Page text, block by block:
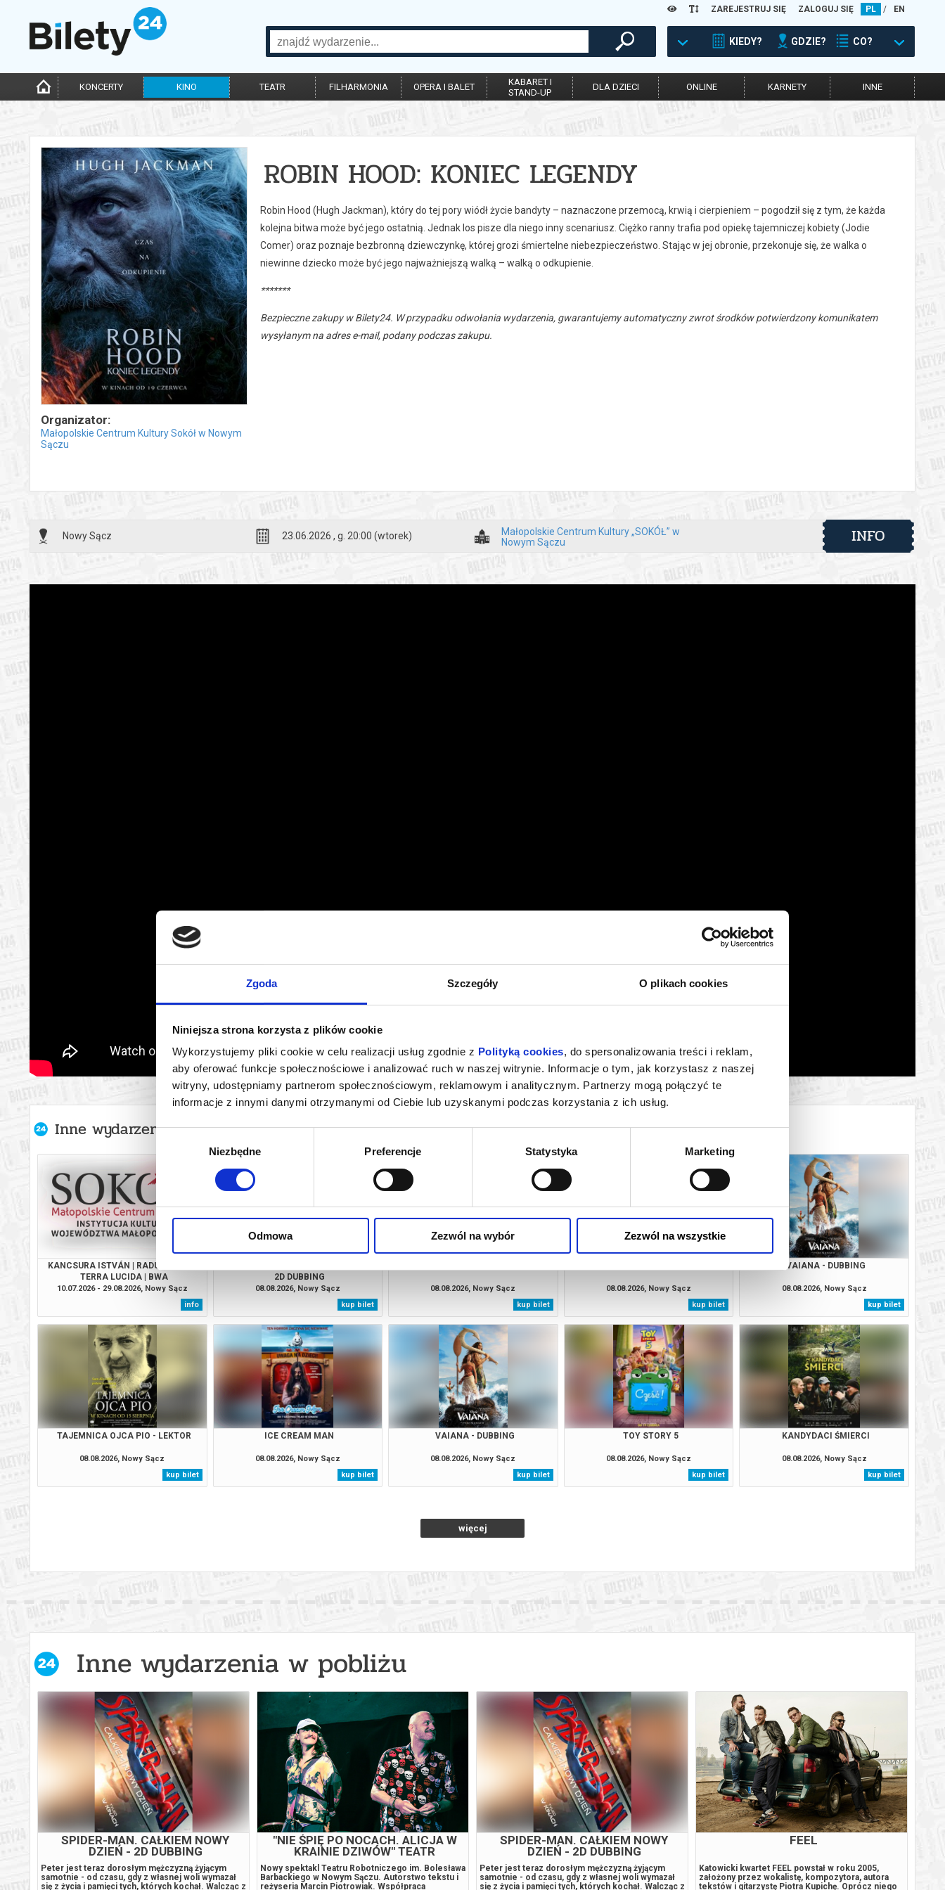
Zgoda Szczegóły O plikach cookies
Niniejsza strona korzysta z plików cookie
Wykorzystujemy pliki cookie w celu realizacji usług zgodnie z Polityką cookies, do spersonalizowania treści i reklam,
aby oferować funkcje społecznościowe i analizować ruch w naszej witrynie. Informacje o tym, jak korzystasz z naszej
witryny, udostępniamy partnerom społecznościowym, reklamowym i analitycznym. Partnerzy mogą połączyć te
informacje z innymi danymi otrzymanymi od Ciebie lub uzyskanymi podczas korzystania z ich usług.
zgody
Niezbędne Preferencje Statystyka Marketing
Odmowa Zezwól na wybór Zezwól na wszystkie
ZAREJESTRUJ SIĘ ZALOGUJ SIĘ PL / EN
KIEDY? GDZIE? CO?
KONCERTY KINO TEATR FILHARMONIA OPERA I BALET
KABARET I
STAND-UP
DLA DZIECI ONLINE KARNETY INNE
Organizator:
Małopolskie Centrum Kultury Sokół w Nowym
Sączu
ROBIN HOOD: KONIEC LEGENDY
Robin Hood (Hugh Jackman), który do tej pory wiódł życie bandyty – naznaczone przemocą, krwią i cierpieniem – pogodził się z tym, że każda
kolejna bitwa może być jego ostatnią. Jednak los pisze dla niego inny scenariusz. Ciężko ranny trafia pod opiekę tajemniczej kobiety (Jodie
Comer) oraz poznaje bezbronną dziewczynkę, której grozi śmiertelne niebezpieczeństwo. Stając w jej obronie, przekonuje się, że walka o
niewinne dziecko może być jego najważniejszą walką – walką o odkupienie.
*******
Bezpieczne zakupy w Bilety24. W przypadku odwołania wydarzenia, gwarantujemy automatyczny zwrot środków potwierdzony komunikatem
wysyłanym na adres e-mail, podany podczas zakupu.
Nowy Sącz 23.06.2026 , g. 20:00 (wtorek)
Małopolskie Centrum Kultury „SOKÓŁ” w
Nowym Sączu
INFO
Inne wydarzenia organizatora
KANCSURA ISTVÁN | RADU ŞERBAN |
TERRA LUCIDA | BWA
10.07.2026 - 29.08.2026, Nowy Sącz
info
2D DUBBING
08.08.2026, Nowy Sącz
kup bilet
08.08.2026, Nowy Sącz
kup bilet
08.08.2026, Nowy Sącz
kup bilet
VAIANA - DUBBING
08.08.2026, Nowy Sącz
kup bilet
TAJEMNICA OJCA PIO - LEKTOR
08.08.2026, Nowy Sącz
kup bilet
ICE CREAM MAN
08.08.2026, Nowy Sącz
kup bilet
VAIANA - DUBBING
08.08.2026, Nowy Sącz
kup bilet
TOY STORY 5
08.08.2026, Nowy Sącz
kup bilet
KANDYDACI ŚMIERCI
08.08.2026, Nowy Sącz
kup bilet
więcej
Inne wydarzenia w pobliżu
SPIDER-MAN. CAŁKIEM NOWY
DZIEŃ - 2D DUBBING
Peter jest teraz dorosłym mężczyzną żyjącym
samotnie - od czasu, gdy z własnej woli wymazał
się z życia i pamięci tych, których kochał. Walcząc z
"NIE ŚPIĘ PO NOCACH. ALICJA W
KRAINIE DZIWÓW" TEATR
ROBOTNICZY
Nowy spektakl Teatru Robotniczego im. Bolesława
Barbackiego w Nowym Sączu. Autorstwo tekstu i
reżyseria Marcin Piotrowiak. Współpraca
SPIDER-MAN. CAŁKIEM NOWY
DZIEŃ - 2D DUBBING
Peter jest teraz dorosłym mężczyzną żyjącym
samotnie - od czasu, gdy z własnej woli wymazał
się z życia i pamięci tych, których kochał. Walcząc z
FEEL
Katowicki kwartet FEEL powstał w roku 2005,
założony przez wokalistę, kompozytora, autora
tekstów i gitarzystę Piotra Kupichę. Oprócz niego